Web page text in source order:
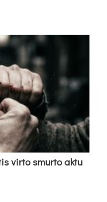
vir­to smur­to ak­tu